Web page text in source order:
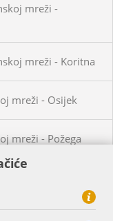
mreži -
mreži - Koritna
mreži - Osijek
mreži - Požega